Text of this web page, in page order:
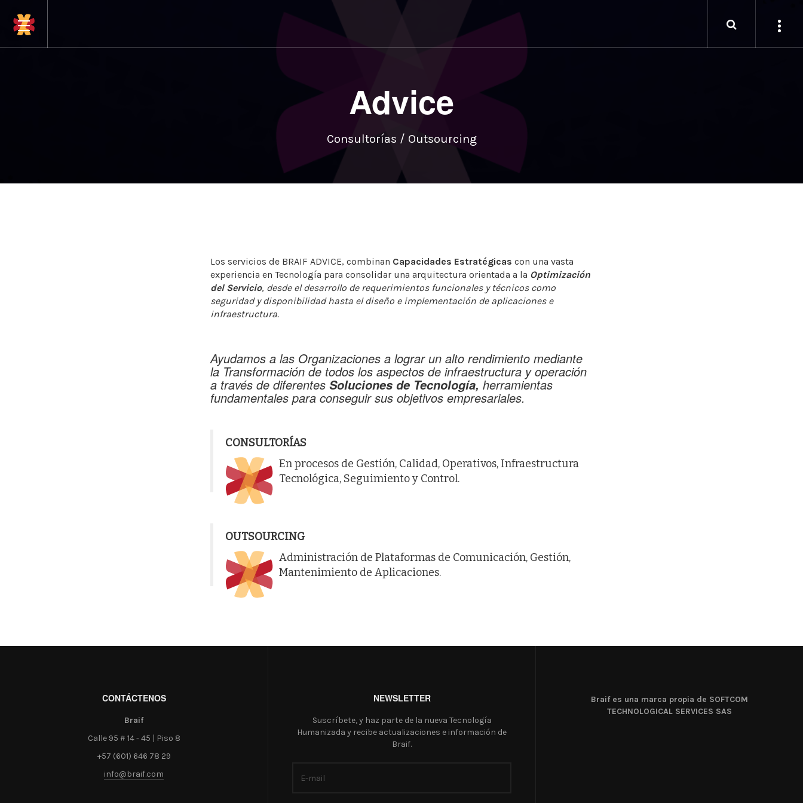
Advice
Consultorías / Outsourcing
Los servicios de BRAIF ADVICE, combinan Capacidades Estratégicas con una vasta
experiencia en Tecnología para consolidar una arquitectura orientada a la Optimización
del Servicio, desde el desarrollo de requerimientos funcionales y técnicos como
seguridad y disponibilidad hasta el diseño e implementación de aplicaciones e
infraestructura.
Ayudamos a las Organizaciones a lograr un alto rendimiento mediante
la Transformación de todos los aspectos de infraestructura y operación
a través de diferentes Soluciones de Tecnología, herramientas
fundamentales para conseguir sus objetivos empresariales.
CONSULTORÍAS
En procesos de Gestión, Calidad, Operativos, Infraestructura
Tecnológica, Seguimiento y Control.
OUTSOURCING
Administración de Plataformas de Comunicación, Gestión,
Mantenimiento de Aplicaciones.
CONTÁCTENOS
Braif
Calle 95 # 14 - 45 | Piso 8
+57 (601) 646 78 29
info@braif.com
NEWSLETTER
Suscríbete, y haz parte de la nueva Tecnología
Humanizada y recibe actualizaciones e información de
Braif.
Braif es una marca propia de SOFTCOM
TECHNOLOGICAL SERVICES SAS